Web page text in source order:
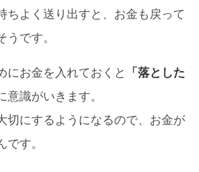
ちよく送り出すと、お金も戻って
です。
にお金を入れておくと
「落とした
意識がいきます。
切にするようになるので、お金が
す。